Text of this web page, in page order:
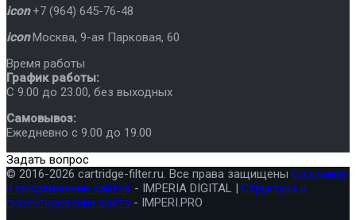
icon +7 (964) 645-76-48
icon Москва, 9-ая Парковая, 60
Время работы
График работы:
C 9.00 до 23.00, без выходных
Самовывоз:
Ежедневно с 9.00 до 19.00
Задать вопрос
© 2016-2026 cartridge-filter.ru. Все права защищены Создание
и продвижение сайтов - IMPERIA DIGITAL | Структура и
проектирование сайта - IMPERI.PRO